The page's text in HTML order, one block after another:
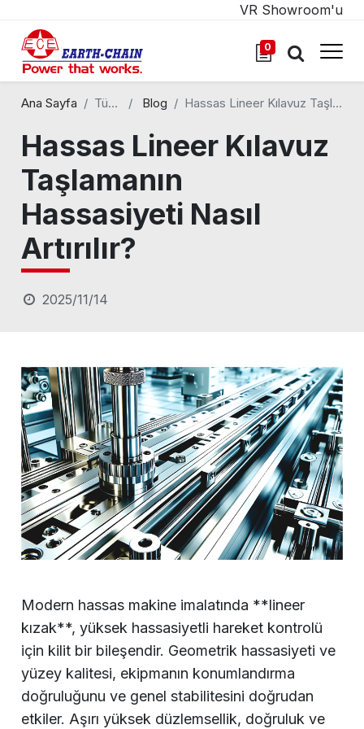
0
VR Showroom'u
Ana Sayfa Tüm Bloglar Blog Hassas Lineer Kılavuz Taşlamanın Hassasiyeti Nasıl Artırılır?
Hassas Lineer Kılavuz
Taşlamanın
Hassasiyeti Nasıl
Artırılır?
2025/11/14
Modern hassas makine imalatında **lineer
kızak**, yüksek hassasiyetli hareket kontrolü
için kilit bir bileşendir. Geometrik hassasiyeti ve
yüzey kalitesi, ekipmanın konumlandırma
doğruluğunu ve genel stabilitesini doğrudan
etkiler. Aşırı yüksek düzlemsellik, doğruluk ve